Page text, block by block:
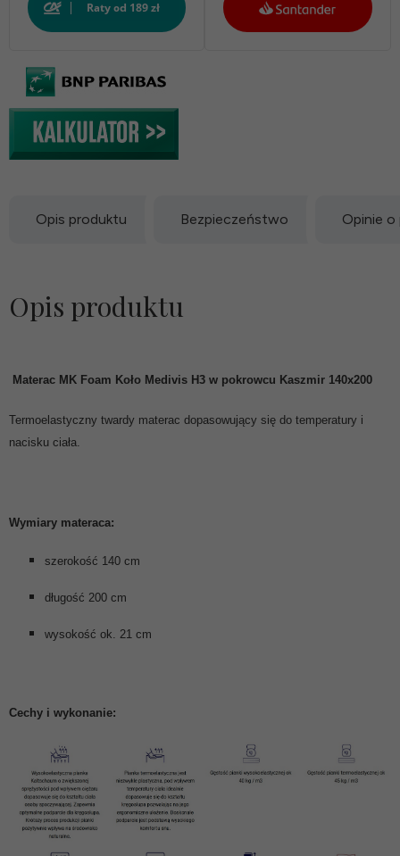
Opis produktu Bezpieczeństwo Opinie o
Opis produktu
Materac MK Foam Koło Medivis H3 w pokrowcu Kaszmir 140x200
Termoelastyczny twardy materac dopasowujący się do temperatury i
nacisku ciała.
Wymiary materaca:
szerokość 140 cm
długość 200 cm
wysokość ok. 21 cm
Cechy i wykonanie: